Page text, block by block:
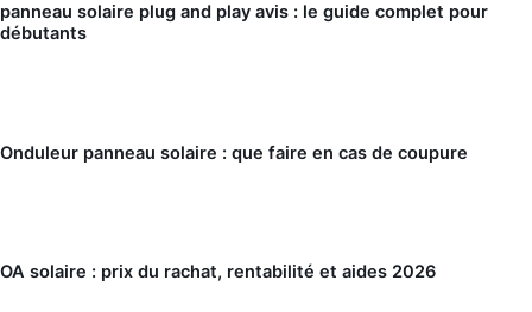
panneau solaire plug and play avis : le guide complet pour
débutants
Onduleur panneau solaire : que faire en cas de coupure
OA solaire : prix du rachat, rentabilité et aides 2026